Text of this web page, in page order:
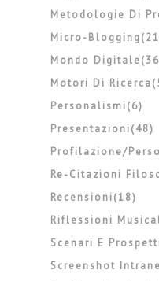
Metodologie Di
Micro-
Mondo
Motori Di
Personalismi(6)
Presentazioni(48)
Profilazione/
Re-Citazioni
Recensioni(18)
Riflessioni
Scenari E
Screenshot